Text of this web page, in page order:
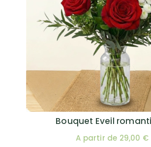
Bouquet Eveil
A partir de 29,00 €